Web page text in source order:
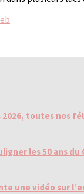
2026, toutes nos
les 50 ans du
une vidéo sur